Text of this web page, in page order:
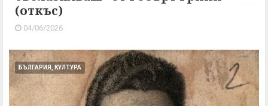
(откъс)
04/06/2026
БЪЛГАРИЯ, КУЛТУРА